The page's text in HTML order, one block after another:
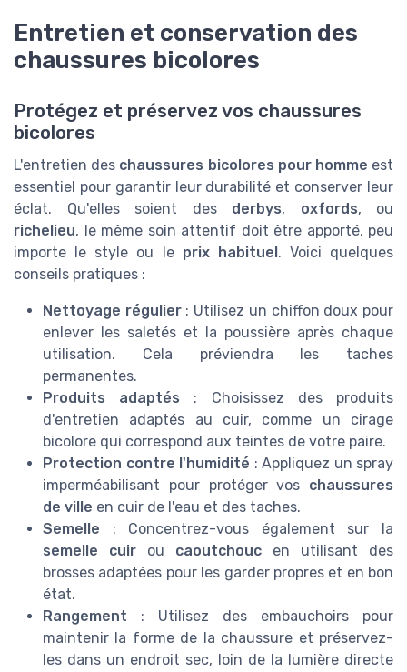
Entretien et conservation des
chaussures bicolores
Protégez et préservez vos chaussures
bicolores
L'entretien des chaussures bicolores pour homme est
essentiel pour garantir leur durabilité et conserver leur
éclat. Qu'elles soient des derbys, oxfords, ou
richelieu, le même soin attentif doit être apporté, peu
importe le style ou le prix habituel. Voici quelques
conseils pratiques :
Nettoyage régulier: Utilisez un chiffon doux pour
enlever les saletés et la poussière après chaque
utilisation. Cela préviendra les taches
permanentes.
Produits adaptés : Choisissez des produits
d'entretien adaptés au cuir, comme un cirage
bicolore qui correspond aux teintes de votre paire.
Protection contre l'humidité : Appliquez un spray
imperméabilisant pour protéger vos chaussures
de ville en cuir de l'eau et des taches.
Semelle : Concentrez-vous également sur la
semelle cuir ou caoutchouc en utilisant des
brosses adaptées pour les garder propres et en bon
état.
Rangement : Utilisez des embauchoirs pour
maintenir la forme de la chaussure et préservez-
les dans un endroit sec, loin de la lumière directe